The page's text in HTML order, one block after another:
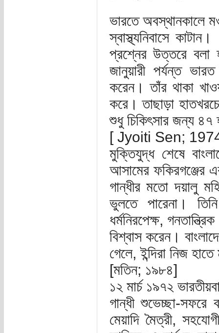
ভারতে অবস্থানকালে
স্বাস্থ্যনিবাসে
প্রশ্নের উত্তরে বলা
জানুয়ারী পর্যন্ত
করেন। তাঁর থাকা
করে। তাছাড়া
শুধু চিকিৎসার জন্য ৪৭
[ Jyoiti Sen;
মুক্তিযুদ্ধ শেষে
আসামের ফকিরগঞ্জের
গান্ধীর মতো দয়ালু
ভুলতে পারেনা।
ধর্মনিরপেক্ষ,
বিশ্বাস করেন।
গেলে, ইন্দিরা নিজ
[মতিন; ১৯৮৪]
১২ মার্চ ১৯৭২
গান্ধী শুভেচ্ছা-
মেয়াদি মৈত্রী,